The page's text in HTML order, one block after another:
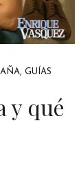
, GUÍAS
y qué